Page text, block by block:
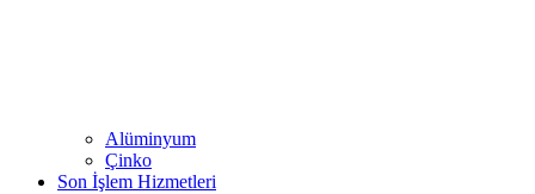
Alüminyum
Çinko
Son İşlem Hizmetleri